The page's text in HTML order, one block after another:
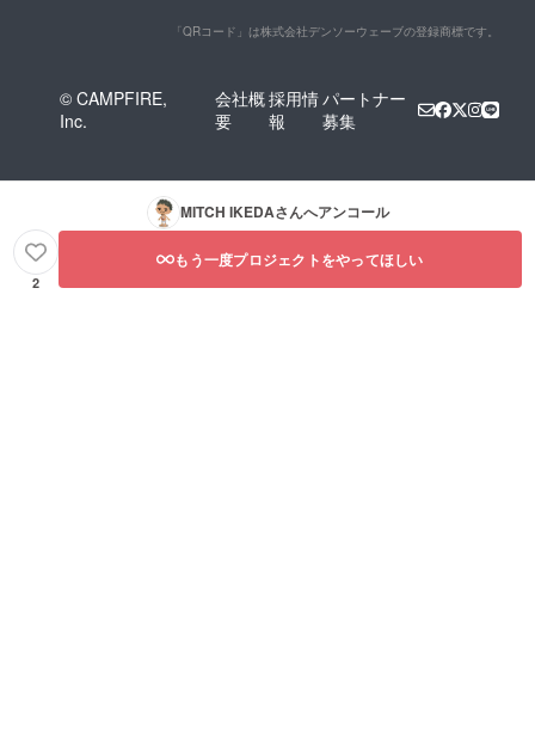
「QRコード」は株式会社デンソーウェーブの登録商標です。
© CAMPFIRE,
Inc.
会社概
要
採用情
報
パートナー
募集
MITCH IKEDAさんへアンコール
2
もう一度プロジェクトをやってほしい